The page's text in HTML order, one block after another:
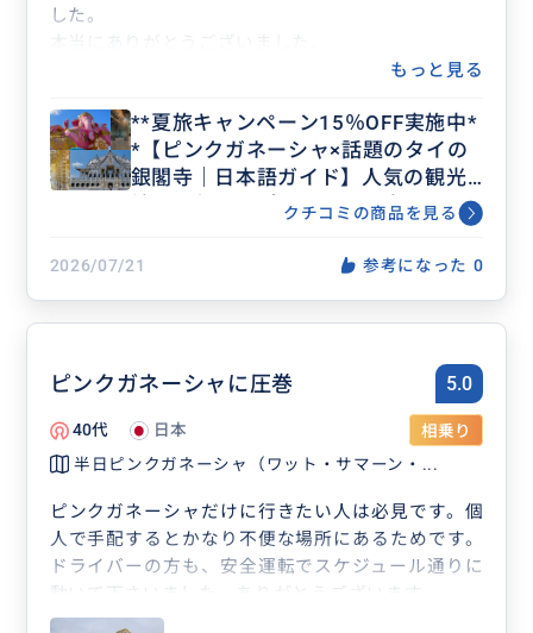
した。
本当にありがとうございました。
もっと見る
**夏旅キャンペーン15％OFF実施中*
*【ピンクガネーシャ×話題のタイの
銀閣寺｜日本語ガイド】人気の観光
地と最旬のスポットを巡る半日ツア
ー（ボート体験付き）催行：毎日 PT
A
クチコミの商品を見る
2026/07/21 参考になった 0
ピンクガネーシャに圧巻 5.0
40代 日本
相乗り
半日ピンクガネーシャ（ワット・サマーン・...
ピンクガネーシャだけに行きたい人は必見です。個
人で手配するとかなり不便な場所にあるためです。
ドライバーの方も、安全運転でスケジュール通りに
動いて下さいました。ありがとうございます。